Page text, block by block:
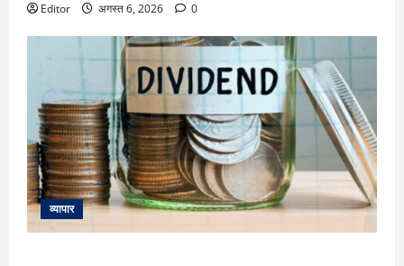
Editor अगस्त 6, 2026 0
व्यापार